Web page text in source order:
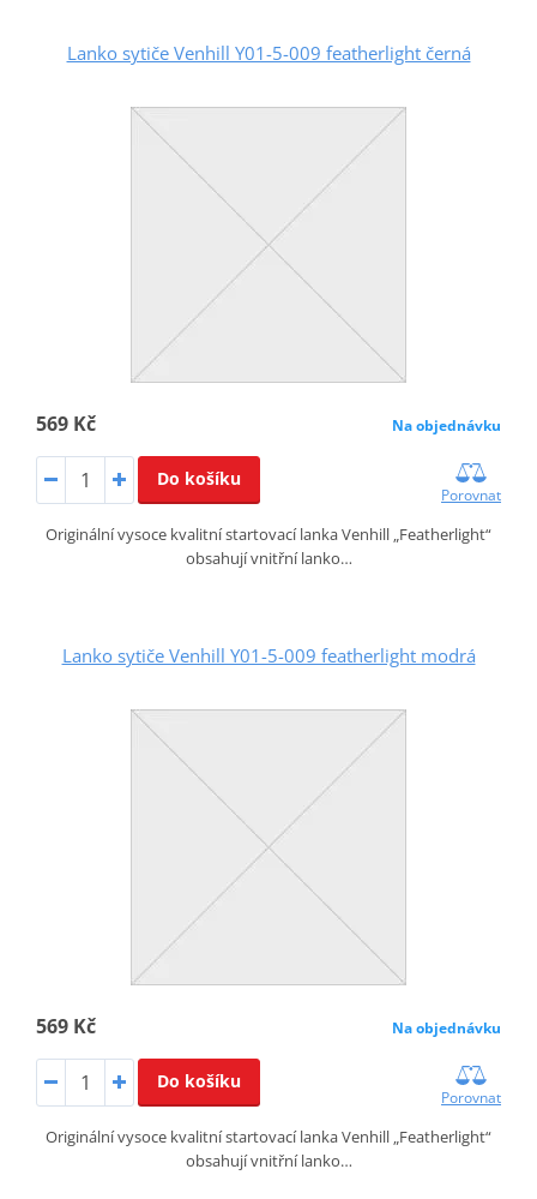
Lanko sytiče Venhill Y01-5-009 featherlight černá
569 Kč Na objednávku
Do košíku
Porovnat
Originální vysoce kvalitní startovací lanka Venhill „Featherlight“
obsahují vnitřní lanko…
Lanko sytiče Venhill Y01-5-009 featherlight modrá
569 Kč Na objednávku
Do košíku
Porovnat
Originální vysoce kvalitní startovací lanka Venhill „Featherlight“
obsahují vnitřní lanko…